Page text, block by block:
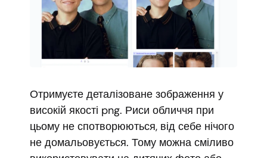
Отримуєте деталізоване зображення у
високій якості png. Риси обличчя при
цьому не спотворюються, від себе нічого
не домальовується. Тому можна сміливо